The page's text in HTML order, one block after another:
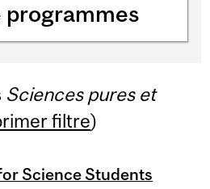
programmes
Sciences pures et
filtre)
Science Students